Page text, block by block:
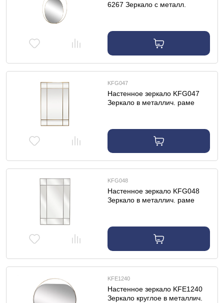
6267 Зеркало с металл.
KFG047
Настенное зеркало KFG047
Зеркало в металлич. раме
KFG048
Настенное зеркало KFG048
Зеркало в металлич. раме
KFE1240
Настенное зеркало KFE1240
Зеркало круглое в металлич.